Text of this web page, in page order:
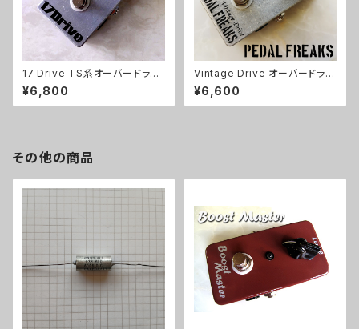
17 Drive TS系オーバードライ
ブキット【BASIC KIT】
¥6,800
Vintage Drive オーバードライ
ブキット【PEDAL FREAKS】
¥6,600
その他の商品